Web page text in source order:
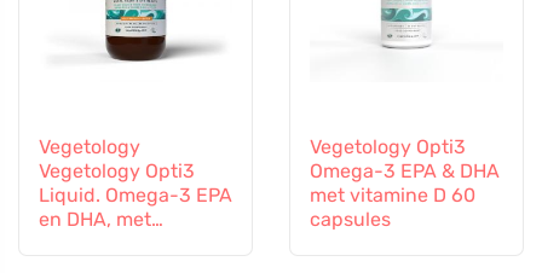
Vegetology
Vegetology Opti3
Liquid. Omega-3 EPA
en DHA, met
Vegetology Opti3
Omega-3 EPA & DHA
met vitamine D 60
capsules